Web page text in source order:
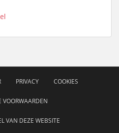
PRIVACY COOKIES
VOORWAARDEN
VAN DEZE WEBSITE